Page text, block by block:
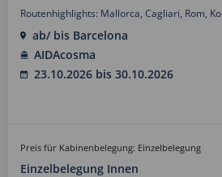
Routenhighlights: Mallorca, Cagliari, Rom,
ab/ bis Barcelona
AIDAcosma
23.10.2026 bis 30.10.2026
Preis für Kabinenbelegung: Einzelbelegung
Einzelbelegung Innen